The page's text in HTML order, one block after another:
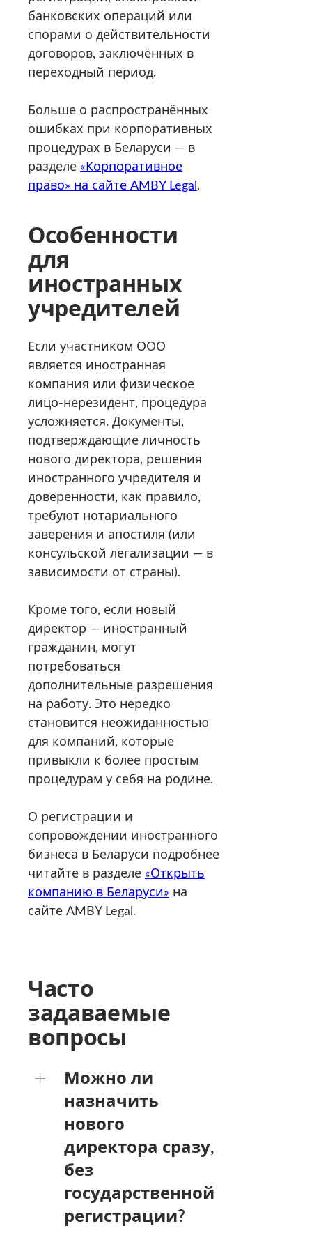
банковских операций или
спорами о действительности
договоров, заключённых в
переходный период.
Больше о распространённых
ошибках при корпоративных
процедурах в Беларуси — в
разделе «Корпоративное
право» на сайте AMBY Legal.
Особенности
для
иностранных
учредителей
Если участником ООО
является иностранная
компания или физическое
лицо-нерезидент, процедура
усложняется. Документы,
подтверждающие личность
нового директора, решения
иностранного учредителя и
доверенности, как правило,
требуют нотариального
заверения и апостиля (или
консульской легализации — в
зависимости от страны).
Кроме того, если новый
директор — иностранный
гражданин, могут
потребоваться
дополнительные разрешения
на работу. Это нередко
становится неожиданностью
для компаний, которые
привыкли к более простым
процедурам у себя на родине.
О регистрации и
сопровождении иностранного
бизнеса в Беларуси подробнее
читайте в разделе «Открыть
компанию в Беларуси» на
сайте AMBY Legal.
Часто
задаваемые
вопросы
Можно ли
назначить
нового
директора сразу,
без
государственной
регистрации?